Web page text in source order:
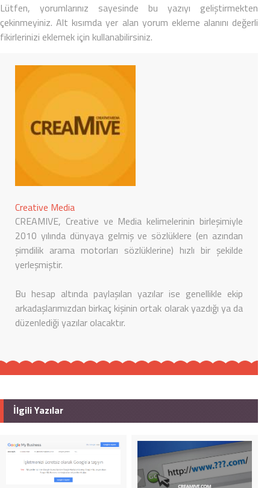
Lütfen, yorumlarınız sayesinde bu yazıyı geliştirmekten
çekinmeyiniz. Alt kısımda yer alan yorum ekleme alanını değerli
fikirlerinizi eklemek için kullanabilirsiniz.
Creative Media
CREAMIVE, Creative ve Media kelimelerinin birleşimiyle
2010 yılında dünyaya gelmiş ve sözlüklere (en azından
şimdilik arama motorları sözlüklerine) hızlı bir şekilde
yerleşmiştir.
Bu hesap altında paylaşılan yazılar ise genellikle ekip
arkadaşlarımızdan birkaç kişinin ortak olarak yazdığı ya da
düzenlediği yazılar olacaktır.
İlgili Yazılar